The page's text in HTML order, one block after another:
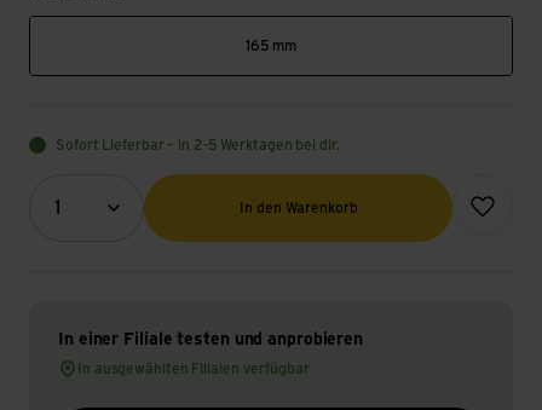
165 mm
Sofort Lieferbar – in 2-5 Werktagen bei dir.
1
Menge (Optional)
In den Warenkorb
Zur
In einer Filiale testen und anprobieren
In ausgewählten Filialen verfügbar